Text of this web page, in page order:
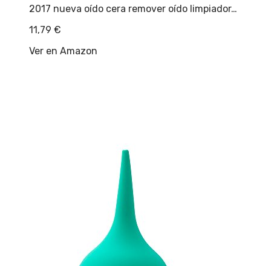
2017 nueva oído cera remover oído limpiador…
11,79 €
Ver en Amazon